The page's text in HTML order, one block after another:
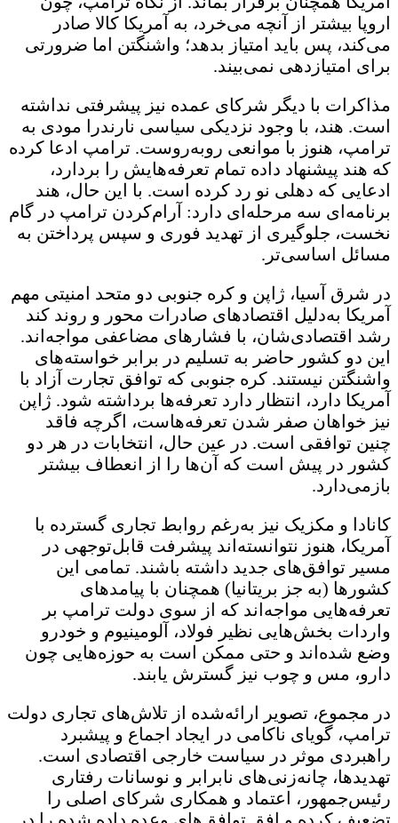
اروپا بیشتر از آنچه می‌خرد، به آمریکا کالا صادر
می‌کند، پس باید امتیاز بدهد؛ واشنگتن اما ضرورتی
برای امتیازدهی نمی‌بیند.
مذاکرات با دیگر شرکای عمده نیز پیشرفتی نداشته
است. هند، با وجود نزدیکی سیاسی نارندرا مودی به
ترامپ، هنوز با موانعی روبه‌روست. ترامپ ادعا کرده
که هند پیشنهاد داده تمام تعرفه‌هایش را بردارد،
ادعایی که دهلی نو رد کرده است. با این حال، هند
برنامه‌ای سه ‌مرحله‌ای دارد: آرام‌کردن ترامپ در گام
نخست، جلوگیری از تهدید فوری و سپس پرداختن به
مسائل اساسی‌تر.
در شرق آسیا، ژاپن و کره جنوبی دو متحد امنیتی مهم
آمریکا به‌دلیل اقتصادهای صادرات ‌محور و روند کند
رشد اقتصادی‌شان، با فشارهای مضاعفی مواجه‌اند.
این دو کشور حاضر به تسلیم در برابر خواسته‌های
واشنگتن نیستند. کره جنوبی که توافق تجارت آزاد با
آمریکا دارد، انتظار دارد تعرفه‌ها برداشته شود. ژاپن
نیز خواهان صفر شدن تعرفه‌هاست، اگرچه فاقد
چنین توافقی است. در عین حال، انتخابات در هر دو
کشور در پیش است که آن‌ها را از انعطاف بیشتر
بازمی‌دارد.
کانادا و مکزیک نیز به‌رغم روابط تجاری گسترده با
آمریکا، هنوز نتوانسته‌اند پیشرفت قابل‌توجهی در
مسیر توافق‌های جدید داشته باشند. تمامی این
کشورها (به جز بریتانیا) همچنان با پیامدهای
تعرفه‌هایی مواجه‌اند که از سوی دولت ترامپ بر
واردات بخش‌هایی نظیر فولاد، آلومینیوم و خودرو
وضع شده‌اند و حتی ممکن است به حوزه‌هایی چون
دارو، مس و چوب نیز گسترش یابند.
در مجموع، تصویر ارائه‌شده از تلاش‌های تجاری دولت
ترامپ، گویای ناکامی در ایجاد اجماع و پیشبرد
راهبردی موثر در سیاست خارجی اقتصادی است.
تهدیدها، چانه‌زنی‌های نابرابر و نوسانات رفتاری
رئیس‌جمهور، اعتماد و همکاری شرکای اصلی را